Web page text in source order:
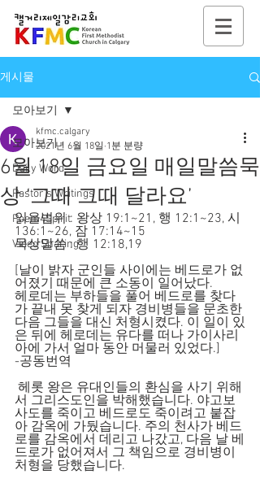
게시물
모아보기
Daily Word
Pastor's Writings
Poem4Spirit
Video Sharing
모아보기
6월 18일 금요일 매일말씀묵
상 ‘그때 그때 달라요’
kfmc.calgary
2021년 6월 18일 1분 분량
읽을범위 : 왕상 19:1~21, 행 12:1~23, 시
136:1~26, 잠 17:14~15
묵상말씀 : 행 12:18,19
[날이 밝자 군인들 사이에는 베드로가 없
어졌기 때문에 큰 소동이 일어났다.
헤로데는 부하들을 풀어 베드로를 찾다
가 끝내 못 찾게 되자 경비병들을 문초한
다음 그들을 대신 처형시켰다. 이 일이 있
은 뒤에 헤로데는 유다를 떠나 가이사리
아에 가서 얼마 동안 머물러 있었다.]
-공동번역
서 그리스도인을 박해했습니다. 야고보
사도를 죽이고 베드로도 죽이려고 붙잡
아 감옥에 가뒀습니다. 주의 천사가 베드
로를 감옥에서 데리고 나갔고, 다음 날 베
드로가 없어져서 그 책임으로 경비병이
처형을 당했습니다.